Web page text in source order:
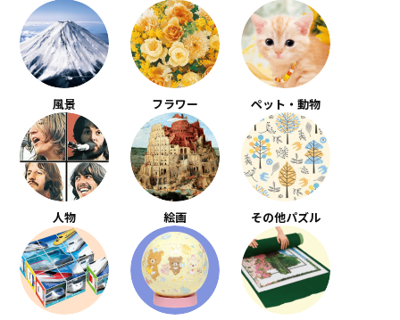
風景 フラワー ペット・動物
人物 絵画 その他パズル